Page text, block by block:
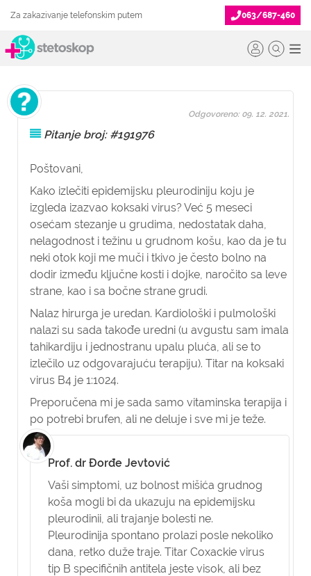
Za zakazivanje telefonskim putem 063/687-460
Pitanje broj: #191976
Poštovani,
Kako izlečiti epidemijsku pleurodiniju koju je
izgleda izazvao koksaki virus? Već 5 meseci
osećam stezanje u grudima, nedostatak daha,
nelagodnost i težinu u grudnom košu, kao da je tu
neki otok koji me muči i tkivo je često bolno na
dodir između ključne kosti i dojke, naročito sa leve
strane, kao i sa bočne strane grudi.
Nalaz hirurga je uredan. Kardiološki i pulmološki
nalazi su sada takođe uredni (u avgustu sam imala
tahikardiju i jednostranu upalu pluća, ali se to
izlečilo uz odgovarajuću terapiju). Titar na koksaki
virus B4 je 1:1024.
Preporučena mi je sada samo vitaminska terapija i
po potrebi brufen, ali ne deluje i sve mi je teže.
Odgovoreno: 09. 12. 2021.
Prof. dr Đorđe Jevtović
Vaši simptomi, uz bolnost mišića grudnog
koša mogli bi da ukazuju na epidemijsku
pleurodinii, ali trajanje bolesti ne.
Pleurodinija spontano prolazi posle nekoliko
dana, retko duže traje. Titar Coxackie virus
tip B specifičnih antitela jeste visok, ali bez